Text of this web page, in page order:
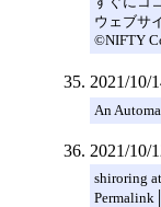
ウェブサ
©NIFTY
2021/10/
An
2021/10/
shiroring